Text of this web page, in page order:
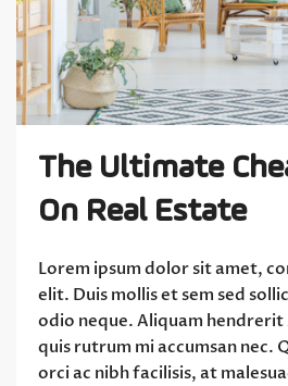
The Ultimate
On Real Estate
Lorem ipsum dolor sit amet,
elit. Duis mollis et sem sed
odio neque. Aliquam
quis rutrum mi accumsan nec.
orci ac nibh facilisis, at